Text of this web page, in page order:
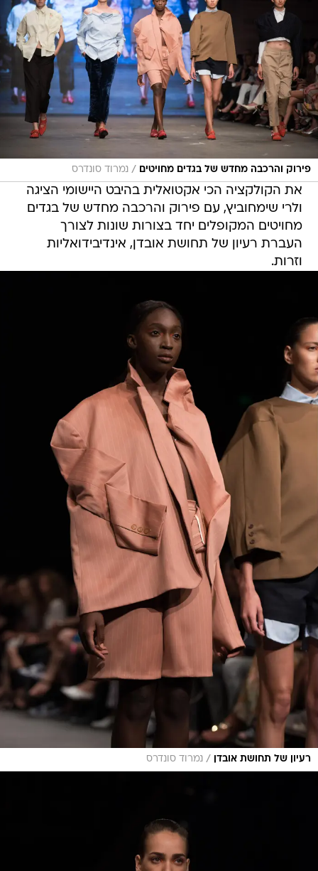
פירוק והרכבה מחדש של בגדים מחויטים / נמרוד סונדרס
את הקולקציה הכי אקטואלית בהיבט היישומי הציגה
ולרי שימחוביץ, עם פירוק והרכבה מחדש של בגדים
מחויטים המקופלים יחד בצורות שונות לצורך
העברת רעיון של תחושת אובדן, אינדיבידואליות
וזרות.
רעיון של תחושת אובדן / נמרוד סונדרס